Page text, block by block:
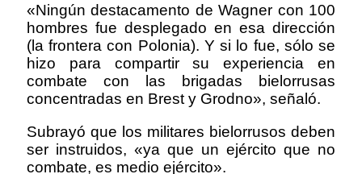
«Ningún destacamento de Wagner con 100
hombres fue desplegado en esa dirección
(la frontera con Polonia). Y si lo fue, sólo se
hizo para compartir su experiencia en
combate con las brigadas bielorrusas
concentradas en Brest y Grodno», señaló.
Subrayó que los militares bielorrusos deben
ser instruidos, «ya que un ejército que no
combate, es medio ejército».